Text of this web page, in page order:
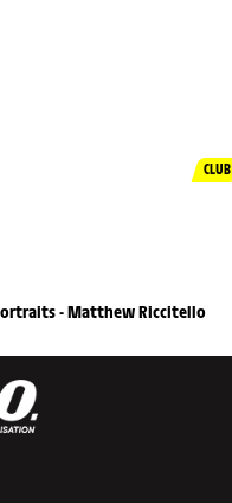
CLUB
- Matthew Riccitello